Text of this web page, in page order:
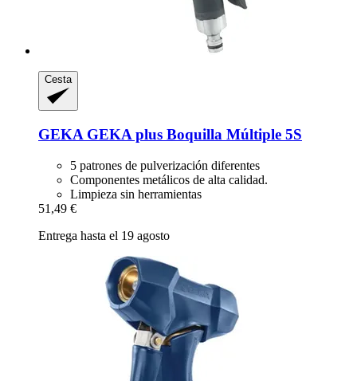
Cesta
GEKA GEKA plus Boquilla Múltiple 5S
5 patrones de pulverización diferentes
Componentes metálicos de alta calidad.
Limpieza sin herramientas
51,49 €
Entrega hasta el 19 agosto